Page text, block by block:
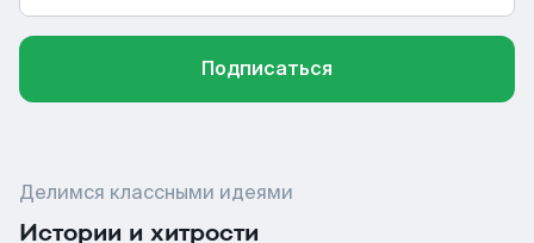
Подписаться
Делимся классными идеями
Истории и хитрости